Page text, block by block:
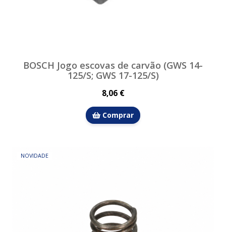
BOSCH Jogo escovas de carvão (GWS 14-
125/S; GWS 17-125/S)
8,06 €
Comprar
NOVIDADE